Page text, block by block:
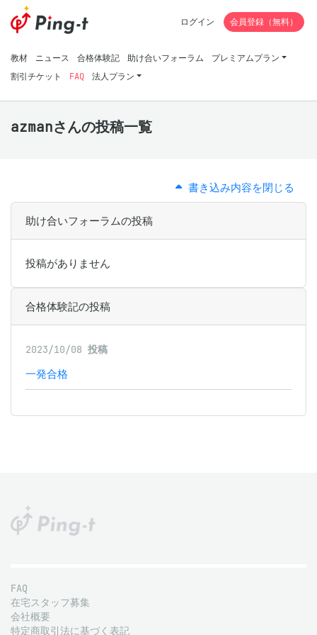
教材 ニュース 合格体験記 助け合いフォーラム
プレミアムプラン
割引チケット
FAQ 法人プラン
ログイン 会員登録（無料）
azmanさんの投稿一覧
書き込み内容を閉じる
助け合いフォーラムの投稿
投稿がありません
合格体験記の投稿
2023/10/08 投稿
一発合格
FAQ
在宅スタッフ募集
会社概要
特定商取引法に基づく表記